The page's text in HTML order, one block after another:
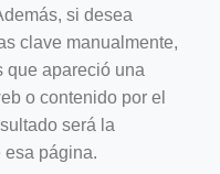
si desea
clave manualmente,
que apareció una
o contenido por el
será la
página.